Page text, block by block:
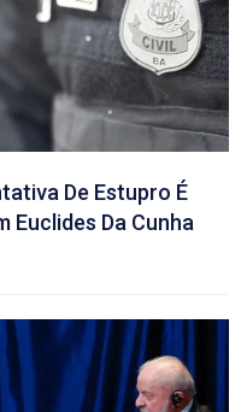
De Estupro É
Euclides Da Cunha